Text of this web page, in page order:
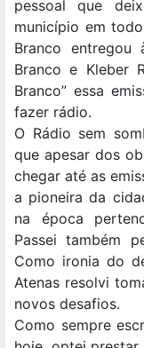
pessoal que
município em
Branco
Branco e Kleber
Branco” essa
fazer rádio.
O Rádio sem
que apesar dos
chegar até as
a pioneira da
na época
Passei também
Como ironia do
Atenas resolvi
novos desafios.
Como sempre